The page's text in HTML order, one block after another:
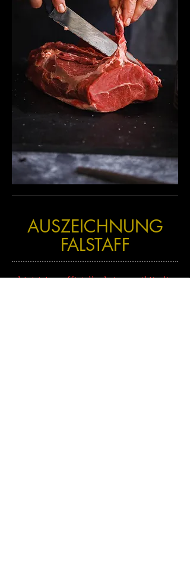
AUSZEICHNUNG
FALSTAFF
Jetzt ist es offiziell - bei uns gibt´s die